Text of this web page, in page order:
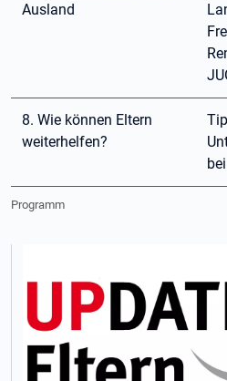
Programm
Ausland
8. Wie können Eltern
weiterhelfen?